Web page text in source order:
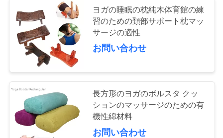
PRIVACY
POLICY
ヨガの睡眠の枕純木体育館の練
習のための頚部サポート枕マッ
サージの適性
お問い合わせ
長方形のヨガのボルスタ クッ
ションのマッサージのための有
機性綿材料
お問い合わせ